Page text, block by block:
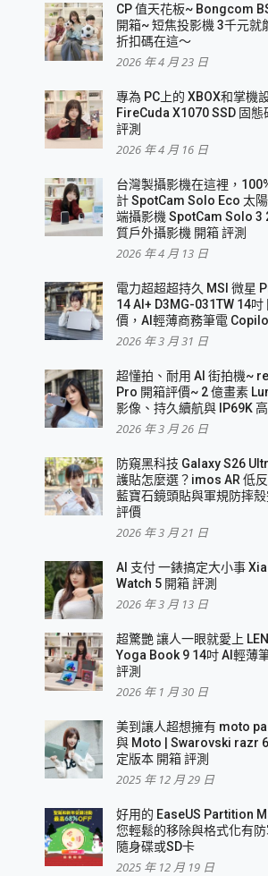
分鐘轉寫
奇雷挑戰任務抽 PS5！
電源 開箱 評測
全性與強大供電效能
商用智慧聯網螢幕 開箱 評測
3 in 1可攜摺疊無線充電器 開箱 評測
話也很優質
聲推薦
可以到處走
電站 開箱 評測
業界最好的資料救援軟體
箱 評測
好玩的美拍神機 vivo V30 Pro
箱 評測
這麼簡單
CP 值天花板~ Bongcom
開箱~ 短焦投影機 3千元就
折扣碼在這～
2026 年 4 月 23 日
專為 PC上的 XBOX和掌機
FireCuda X1070 SSD 固態
評測
2026 年 4 月 16 日
台灣製攝影機在這裡，
計 SpotCam Solo Eco 太
端攝影機 SpotCam Solo 3
質戶外攝影機 開箱 評測
2026 年 4 月 13 日
電力超超超持久 MSI 微星
14 AI+ D3MG-031TW 14吋
價，AI輕薄商務筆電
2026 年 3 月 31 日
超懂拍、耐用 AI 街拍機~
Pro 開箱評價~ 2 億畫素
影像、持久續航與 IP69K
2026 年 3 月 26 日
防窺黑科技 Galaxy S26
護貼怎麼選？imos AR 低反
藍寶石鏡頭貼與軍規防摔
評價
2026 年 3 月 21 日
AI 支付 一錶搞定大小事
Watch 5 開箱 評測
2026 年 3 月 13 日
超驚艷 讓人一眼就愛上
Yoga Book 9 14吋 AI輕薄
評測
2026 年 1 月 30 日
美到讓人超想擁有 moto
與 Moto | Swarovski razr
定版本 開箱 評測
2025 年 12 月 29 日
好用的 EaseUS Partition
您輕鬆的移除與格式化有
隨身碟或SD卡
2025 年 12 月 19 日